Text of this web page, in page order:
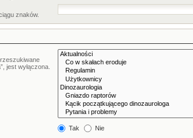
znaków.
jest wyłączona.
Tak Nie